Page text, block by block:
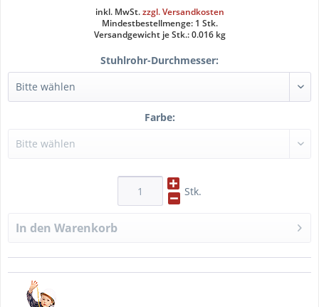
inkl. MwSt.zzgl. Versandkosten
Mindestbestellmenge: 1 Stk.
Versandgewicht je Stk.: 0.016 kg
Stuhlrohr-Durchmesser:
Farbe:
Stk.
In den Warenkorb